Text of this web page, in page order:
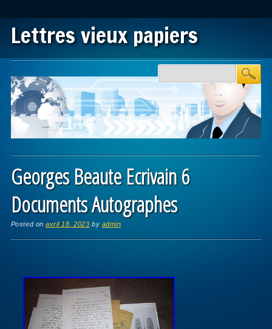
Lettres vieux papiers
Main menu
Georges Beaute Ecrivain 6
Documents Autographes
Posted onavril 18, 2023 by admin